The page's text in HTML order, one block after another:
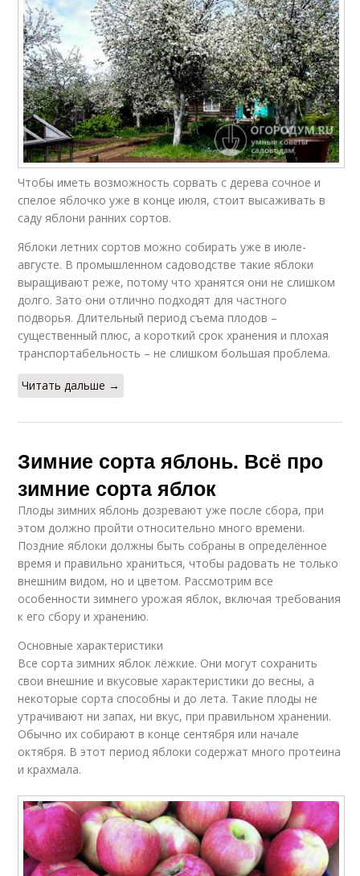
Чтобы иметь возможность сорвать с дерева сочное и
спелое яблочко уже в конце июля, стоит высаживать в
саду яблони ранних сортов.
Яблоки летних сортов можно собирать уже в июле-
августе. В промышленном садоводстве такие яблоки
выращивают реже, потому что хранятся они не слишком
долго. Зато они отлично подходят для частного
подворья. Длительный период съема плодов –
существенный плюс, а короткий срок хранения и плохая
транспортабельность – не слишком большая проблема.
Читать дальше →
Зимние сорта яблонь. Всё про
зимние сорта яблок
Плоды зимних яблонь дозревают уже после сбора, при
этом должно пройти относительно много времени.
Поздние яблоки должны быть собраны в определённое
время и правильно храниться, чтобы радовать не только
внешним видом, но и цветом. Рассмотрим все
особенности зимнего урожая яблок, включая требования
к его сбору и хранению.
Основные характеристики
Все сорта зимних яблок лёжкие. Они могут сохранить
свои внешние и вкусовые характеристики до весны, а
некоторые сорта способны и до лета. Такие плоды не
утрачивают ни запах, ни вкус, при правильном хранении.
Обычно их собирают в конце сентября или начале
октября. В этот период яблоки содержат много протеина
и крахмала.